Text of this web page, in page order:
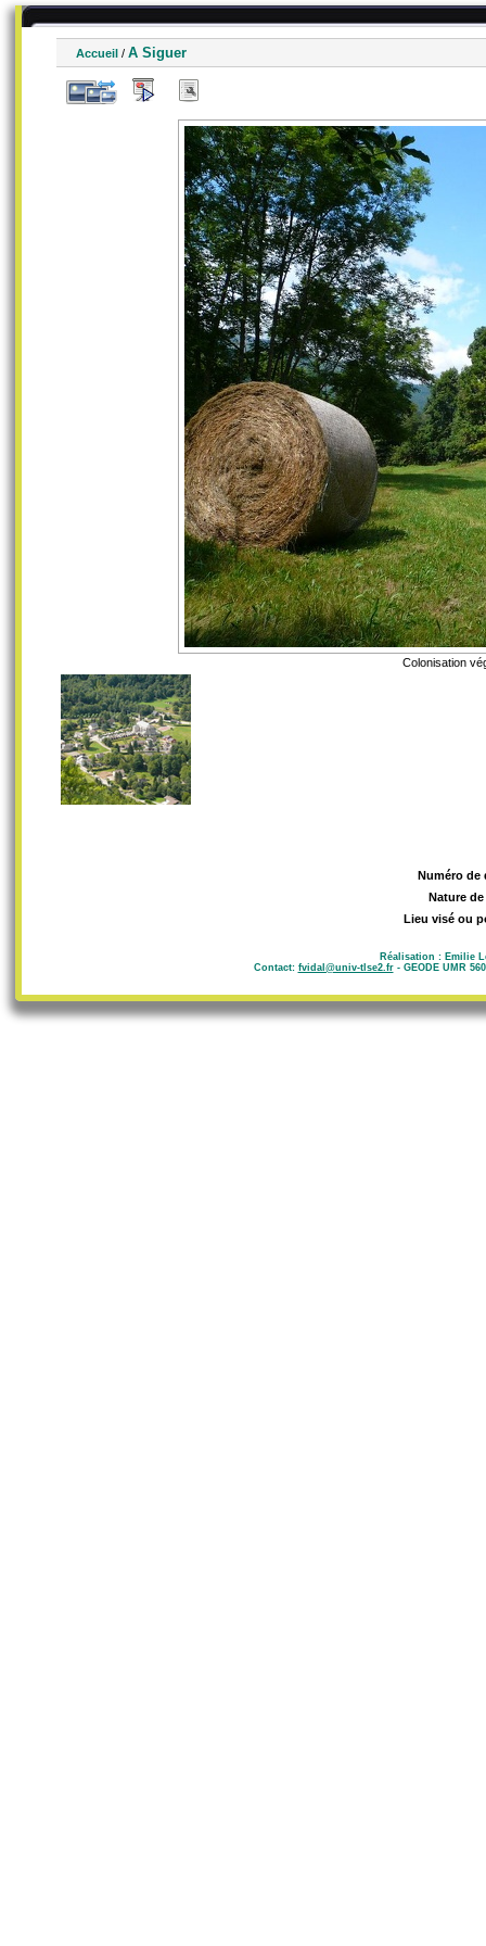
Accueil / A Siguer
Colonisation
Numéro de
Nature
Lieu visé ou
Réalisation : Emilie
Contact: fvidal@univ-tlse2.fr- GEODE UMR